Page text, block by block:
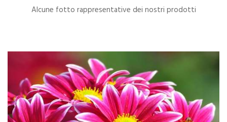
Alcune fotto rappresentative dei nostri prodotti